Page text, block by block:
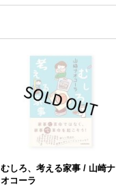
むしろ、考える家事 / 山崎ナ
オコーラ